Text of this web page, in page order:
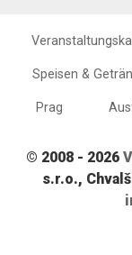
Speisen &
Prag
© 2008 - 2026
s.r.o.,